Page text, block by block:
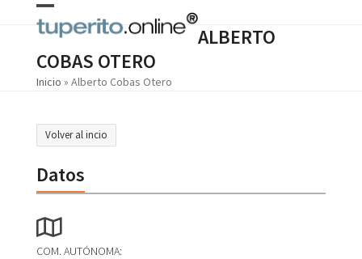
Open
mobile
menu
Close
mobile
menu
ALBERTO
COBAS OTERO
Inicio » Alberto Cobas Otero
Volver al incio
Datos
COM. AUTÓNOMA: